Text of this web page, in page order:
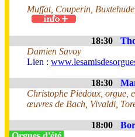
Muffat, Couperin,
18:30
Damien Savoy
Lien :
18:30
Christophe Piedoux, orgue,
œuvres de Bach, Vivaldi,
18:00